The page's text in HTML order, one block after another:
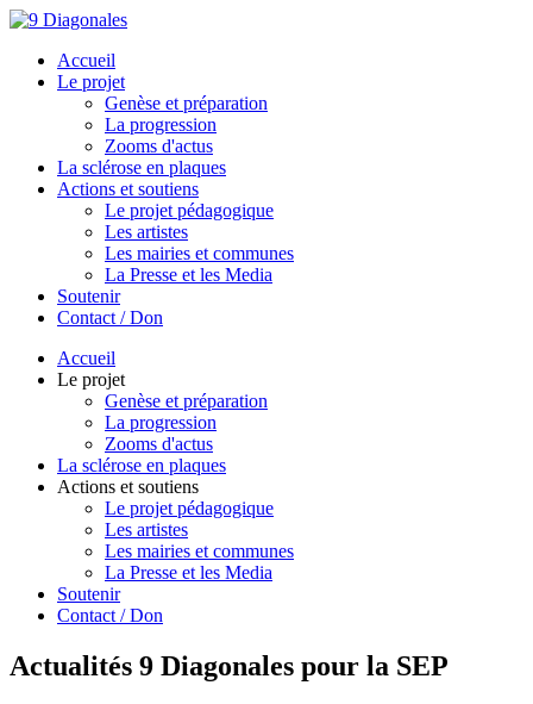
Accueil
Le projet
Genèse et préparation
La progression
Zooms d'actus
La sclérose en plaques
Actions et soutiens
Le projet pédagogique
Les artistes
Les mairies et communes
La Presse et les Media
Soutenir
Contact / Don
Accueil
Le projet
Genèse et préparation
La progression
Zooms d'actus
La sclérose en plaques
Actions et soutiens
Le projet pédagogique
Les artistes
Les mairies et communes
La Presse et les Media
Soutenir
Contact / Don
Actualités 9 Diagonales pour la SEP